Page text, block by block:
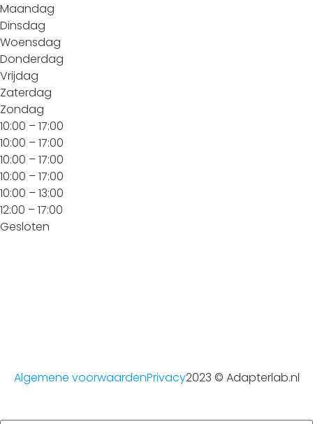
Maandag
Dinsdag
Woensdag
Donderdag
Vrijdag
Zaterdag
Zondag
10:00 – 17:00
10:00 – 17:00
10:00 – 17:00
10:00 – 17:00
10:00 – 13:00
12:00 – 17:00
Gesloten
Algemene voorwaardenPrivacy2023 © Adapterlab.nl